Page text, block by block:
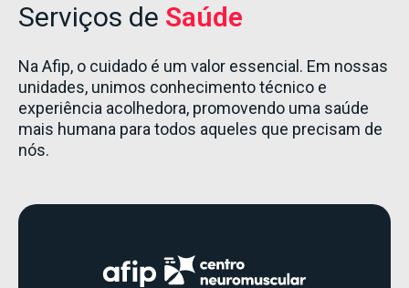
Serviços de Saúde
Na Afip, o cuidado é um valor essencial. Em nossas
unidades, unimos conhecimento técnico e
experiência acolhedora, promovendo uma saúde
mais humana para todos aqueles que precisam de
nós.